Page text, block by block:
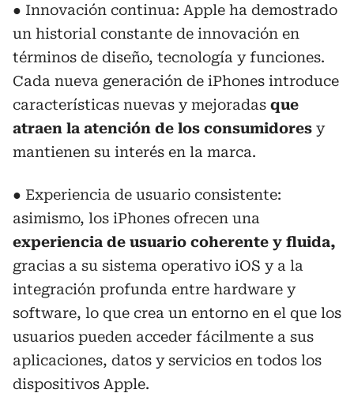
● Innovación continua: Apple ha demostrado
un historial constante de innovación en
términos de diseño, tecnología y funciones.
Cada nueva generación de iPhones introduce
características nuevas y mejoradas que
atraen la atención de los consumidores y
mantienen su interés en la marca.
● Experiencia de usuario consistente:
asimismo, los iPhones ofrecen una
experiencia de usuario coherente y fluida,
gracias a su sistema operativo iOS y a la
integración profunda entre hardware y
software, lo que crea un entorno en el que los
usuarios pueden acceder fácilmente a sus
aplicaciones, datos y servicios en todos los
dispositivos Apple.